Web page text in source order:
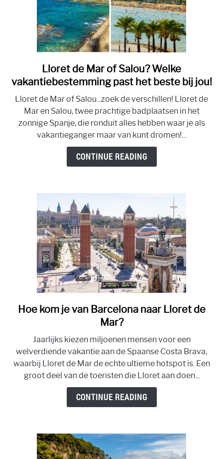
link
to
de
Mar
of
Salou?
Welke
vakantiebestemming
jou!
Lloret de Mar of Salou? Welke
vakantiebestemming past het beste bij jou!
Lloret de Mar of Salou...zoek de verschillen! Lloret de
Mar en Salou, twee prachtige badplaatsen in het
zonnige Spanje, die ronduit alles hebben waar je als
vakantieganger maar van kunt dromen!...
CONTINUE READING
link
to
kom
je
van
Barcelona
naar
Hoe kom je van Barcelona naar Lloret de
Mar?
Jaarlijks kiezen miljoenen mensen voor een
welverdiende vakantie aan de Spaanse Costa Brava,
waarbij Lloret de Mar de echte ultieme hotspot is. Een
groot deel van de toeristen die Lloret aan doen...
CONTINUE READING